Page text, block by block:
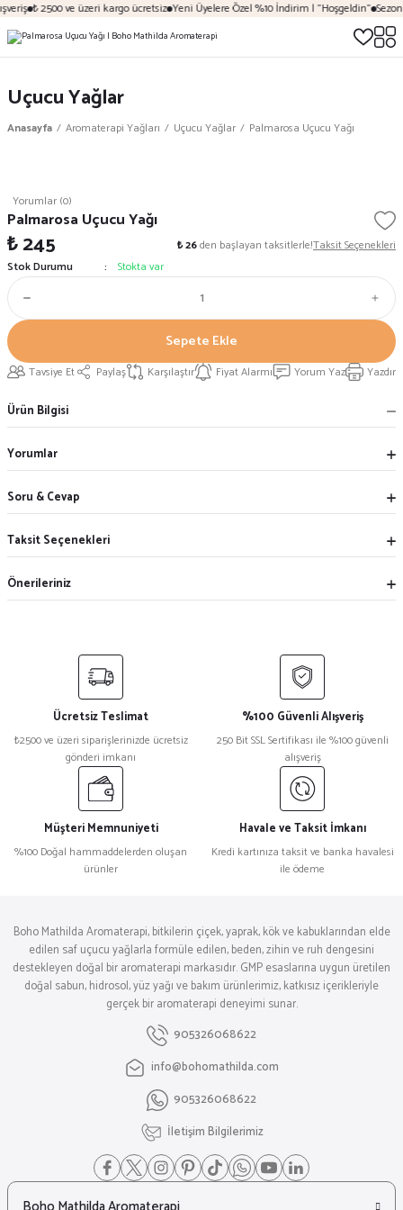
₺ 2500 ve üzeri kargo ücretsiz Yeni Üyelere Özel %10 İndirim | "Hoşgeldin"
Uçucu Yağlar
Anasayfa Aromaterapi Yağları Uçucu Yağlar Palmarosa Uçucu Yağı
Yorumlar (0)
Palmarosa Uçucu Yağı
₺ 245 ₺ 26den başlayan taksitlerle!Taksit Seçenekleri
Stok Durumu
Stokta var
Sepete Ekle
Tavsiye Et Paylaş Karşılaştır Fiyat Alarmı Yorum Yaz Yazdır
Ürün Bilgisi
Yorumlar
Soru & Cevap
Taksit Seçenekleri
Önerileriniz
Ücretsiz Teslimat
₺2500 ve üzeri siparişlerinizde ücretsiz
gönderi imkanı
%100 Güvenli Alışveriş
250 Bit SSL Sertifikası ile %100 güvenli
alışveriş
Müşteri Memnuniyeti
%100 Doğal hammaddelerden oluşan
ürünler
Havale ve Taksit İmkanı
Kredi kartınıza taksit ve banka havalesi
ile ödeme
Boho Mathilda Aromaterapi, bitkilerin çiçek, yaprak, kök ve kabuklarından elde
edilen saf uçucu yağlarla formüle edilen, beden, zihin ve ruh dengesini
destekleyen doğal bir aromaterapi markasıdır. GMP esaslarına uygun üretilen
doğal sabun, hidrosol, yüz yağı ve bakım ürünlerimiz, katkısız içerikleriyle
gerçek bir aromaterapi deneyimi sunar.
905326068622
info@bohomathilda.com
905326068622
İletişim Bilgilerimiz